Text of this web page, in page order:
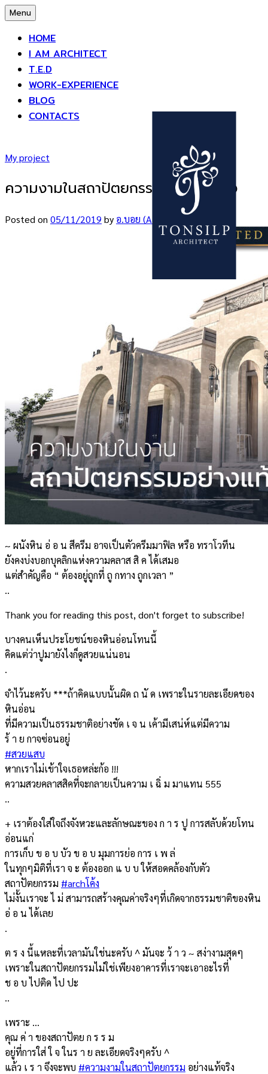
Skip
content
Menu
HOME
I AM ARCHITECT
T.E.D
WORK-EXPERIENCE
BLOG
CONTACTS
My project
ความงามในสถาปัตยกรรมอย่างแท้จริง
Posted on 05/11/2019 by อ.บอย (Athavit)
~ ผนังหิน อ่ อ น สีครีม อาจเป็นตัวครีมมาฟิล หรือ ทราโวทีน
ยังคงบ่งบอกบุคลิกแห่งความคลาส สิ ค ได้เสมอ
แต่สำคัญคือ “ ต้องอยู่ถูกที่ ถู กทาง ถูกเวลา ”
..
Thank you for reading this post, don't forget to subscribe!
บางคนเห็นประโยชน์ของหินอ่อนโทนนี้
คิดแต่ว่าปูมายังไงก็ดูสวยแน่นอน
.
จำไว้นะครับ ***ถ้าคิดแบบนั้นผิด ถ นั ด เพราะในรายละเอียดของ
หินอ่อน
ที่มีความเป็นธรรมชาติอย่างชัด เ จ น เค้ามีเสน่ห์แต่มีความ
ร้ า ย กาจซ่อนอยู่
#สวยแสบ
หากเราไม่เข้าใจเธอหล่ะก้อ !!!
ความสวยคลาสสิคที่จะกลายเป็นความ เ ฉิ่ ม มาแทน 555
..
+ เราต้องใส่ใจถึงจังหวะและลักษณะของ ก า ร ปู การสลับด้วยโทน
อ่อนแก่
การเก็บ ข อ บ บัว ข อ บ มุมการย่อ การ เ พ ล่
ในทุกๆมิติที่เรา จ ะ ต้องออก แ บ บ ให้สอดคล้องกับตัว
สถาปัตยกรรม #archโค้ง
ไม่งั้นเราจะ ไ ม่ สามารถสร้างคุณค่าจริงๆที่เกิดจากธรรมชาติของหิน
อ่ อ น ได้เลย
.
ต ร ง นี้แหละที่เวลามันใช่นะครับ ^ มันจะ ว้ า ว ~ สง่างามสุดๆ
เพราะในสถาปัตยกรรมไม่ใช่เพียงอาคารที่เราจะเอาอะไรที่
ช อ บ ไปติด ไป ปะ
..
เพราะ …
คุณ ค่ า ของสถาปัตย ก ร ร ม
อยู่ที่การใส่ ใ จ ในร า ย ละเอียดจริงๆครับ ^
แล้ว เ ร า จึงจะพบ #ความงามในสถาปัตยกรรม อย่างแท้จริง